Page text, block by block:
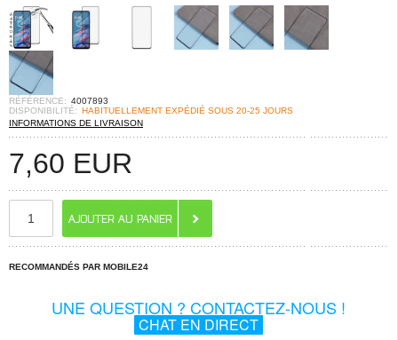
RÉFÉRENCE: 4007893
DISPONIBILITÉ: HABITUELLEMENT EXPÉDIÉ SOUS 20-25 JOURS
INFORMATIONS DE LIVRAISON
7,60 EUR
RECOMMANDÉS PAR MOBILE24
UNE QUESTION ? CONTACTEZ-NOUS !
CHAT EN DIRECT